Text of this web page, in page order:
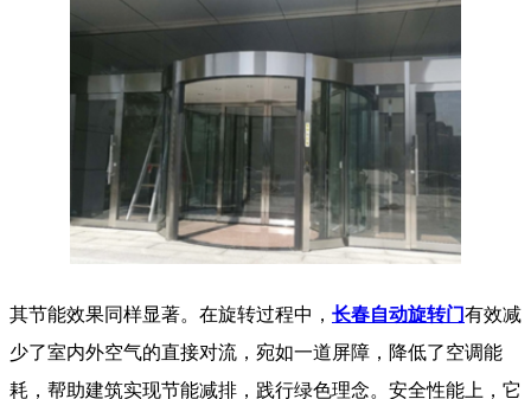
其节能效果同样显著。在旋转过程中， 长春自动旋转门有效减
少了室内外空气的直接对流，宛如一道屏障，降低了空调能
耗，帮助建筑实现节能减排，践行绿色理念。安全性能上，它